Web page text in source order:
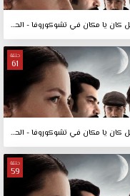
مسلسل كان يا مكان في تشوكوروفا - الحلقة 63
حلقة
61
مسلسل كان يا مكان في تشوكوروفا - الحلقة 61
حلقة
59